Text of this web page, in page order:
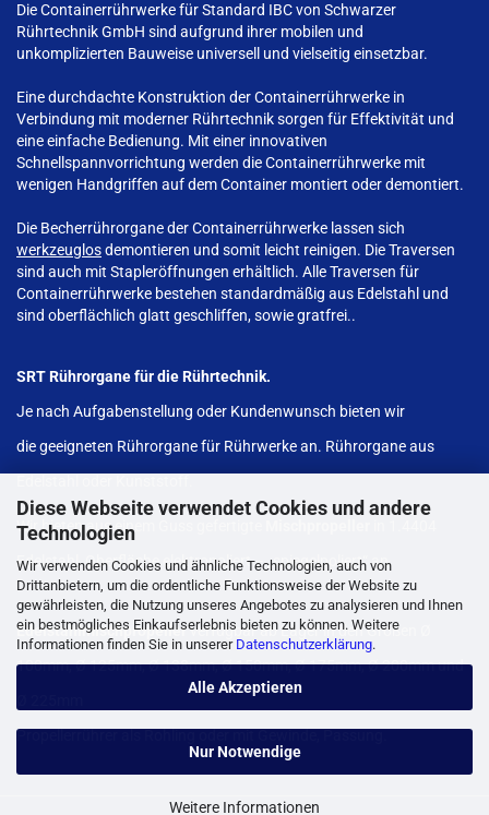
Diese Webseite verwendet Cookies und andere
Technologien
Wir verwenden Cookies und ähnliche Technologien, auch von
Drittanbietern, um die ordentliche Funktionsweise der Website zu
gewährleisten, die Nutzung unseres Angebotes zu analysieren und Ihnen
ein bestmögliches Einkaufserlebnis bieten zu können. Weitere
Informationen finden Sie in unserer Datenschutzerklärung.
Alle Akzeptieren
Nur Notwendige
Weitere Informationen
Die Containerrührwerke für Standard IBC von Schwarzer
Rührtechnik GmbH sind aufgrund ihrer mobilen und
unkomplizierten Bauweise universell und vielseitig einsetzbar.
Eine durchdachte Konstruktion der Containerrührwerke in
Verbindung mit moderner Rührtechnik sorgen für Effektivität und
eine einfache Bedienung. Mit einer innovativen
Schnellspannvorrichtung werden die Containerrührwerke mit
wenigen Handgriffen auf dem Container montiert oder demontiert.
Die Becherrührorgane der Containerrührwerke lassen sich
werkzeuglosdemontieren und somit leicht reinigen. Die Traversen
sind auch mit Stapleröffnungen erhältlich. Alle Traversen für
Containerrührwerke bestehen standardmäßig aus Edelstahl und
sind oberflächlich glatt geschliffen, sowie gratfrei..
SRT Rührorgane für die Rührtechnik.
Je nach Aufgabenstellung oder Kundenwunsch bieten wir
die geeigneten Rührorgane für Rührwerke an. Rührorgane aus
Wir bieten aus einem Guss gefertigte
Edelstahl, Oberfläche elektropoliert – „spiegelpoliert“ an.
Edelstahlmischpropellerverfügbar ab Lager in den Größen Ø
100mm, Ø 125mm, Ø 138mm, Ø 150mm, Ø 175mm, Ø 200mm und
Propellerrührer als Rohling oder mit Gewinde, Passung.